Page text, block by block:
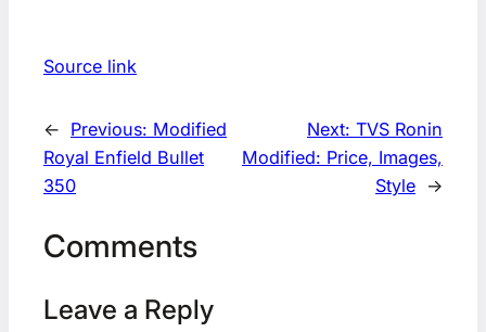
Source link
← Previous: Modified
Royal Enfield Bullet
350
Next: TVS Ronin
Modified: Price, Images,
Style →
Comments
Leave a Reply